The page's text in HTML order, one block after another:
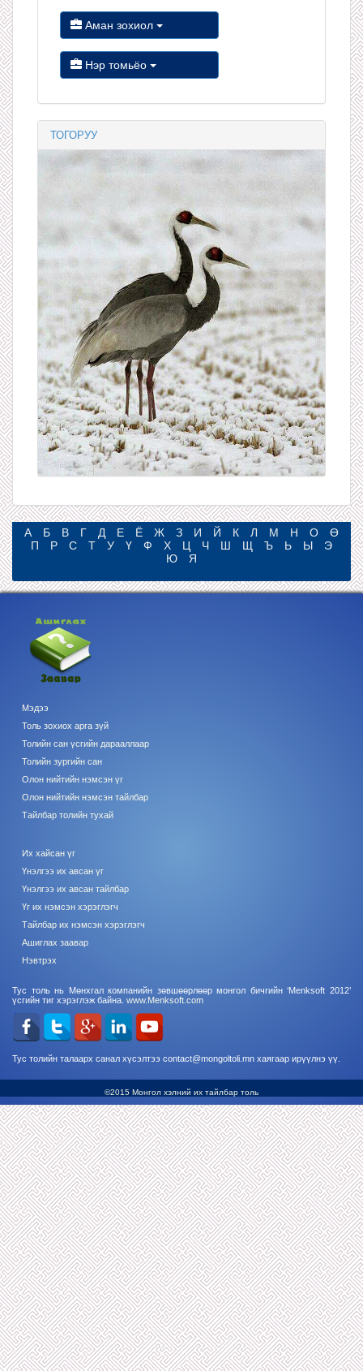
Аман зохиол
Нэр томьёо
ТОГОРУУ
А Б В Г Д Е Ё Ж З И Й К Л М Н О
Ө
П
Р С Т У Ү Ф Х Ц Ч Ш Щ Ъ Ь Ы
Э
Ю
Я
Мэдээ
Толь зохиох арга зүй
Толийн сан үсгийн дарааллаар
Толийн зургийн сан
Олон нийтийн нэмсэн үг
Олон нийтийн нэмсэн тайлбар
Тайлбар толийн тухай
Их хайсан үг
Үнэлгээ их авсан үг
Үнэлгээ их авсан тайлбар
Үг их нэмсэн хэрэглэгч
Тайлбар их нэмсэн хэрэглэгч
Ашиглах заавар
Нэвтрэх
Тус толь нь Мөнхгал компанийн зөвшөөрлөөр монгол бичгийн ‘Menksoft 2012’
үсгийн тиг хэрэглэж байна. www.Menksoft.com
Тус толийн талаарх санал хүсэлтээ contact@mongoltoli.mn хаягаар ирүүлнэ үү.
©2015 Монгол хэлний их тайлбар толь